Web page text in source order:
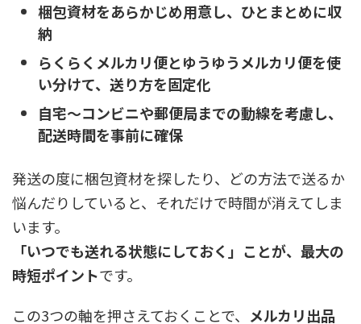
梱包資材をあらかじめ用意し、ひとまとめに収
納
らくらくメルカリ便とゆうゆうメルカリ便を使
い分けて、送り方を固定化
自宅〜コンビニや郵便局までの動線を考慮し、
配送時間を事前に確保
発送の度に梱包資材を探したり、どの方法で送るか
悩んだりしていると、それだけで時間が消えてしま
います。
「いつでも送れる状態にしておく」ことが、最大の
時短ポイントです。
この3つの軸を押さえておくことで、 メルカリ出品